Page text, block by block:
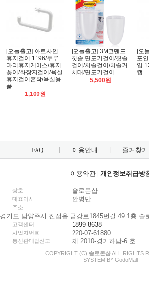
[오늘출고] 아트사인
휴지걸이 1196/두루
마리휴지케이스/휴지
꽂이/화장지걸이/욕실
휴지걸이흡착/욕실용
품
1,100원
[오늘출고] 3M코맨드
칫솔 면도기걸이/칫솔
걸이/치솔걸이/치솔거
치대/면도기걸이
5,500원
[오
포
입
캡
FAQ 이용안내 즐겨찾기
이용약관| 개인정보취급방
상호 솔로몬샵
대표이사 안병만
주소
경기도 남양주시 진접읍 금강로1845번길 49 1층 솔
고객센터 1899-8638
사업자번호 220-07-61880
통신판매업신고 제 2010-경기하남-6 호
COPYRIGHT (C) 솔로몬샵 ALL RIGHTS
SYSTEM BY GodoMall